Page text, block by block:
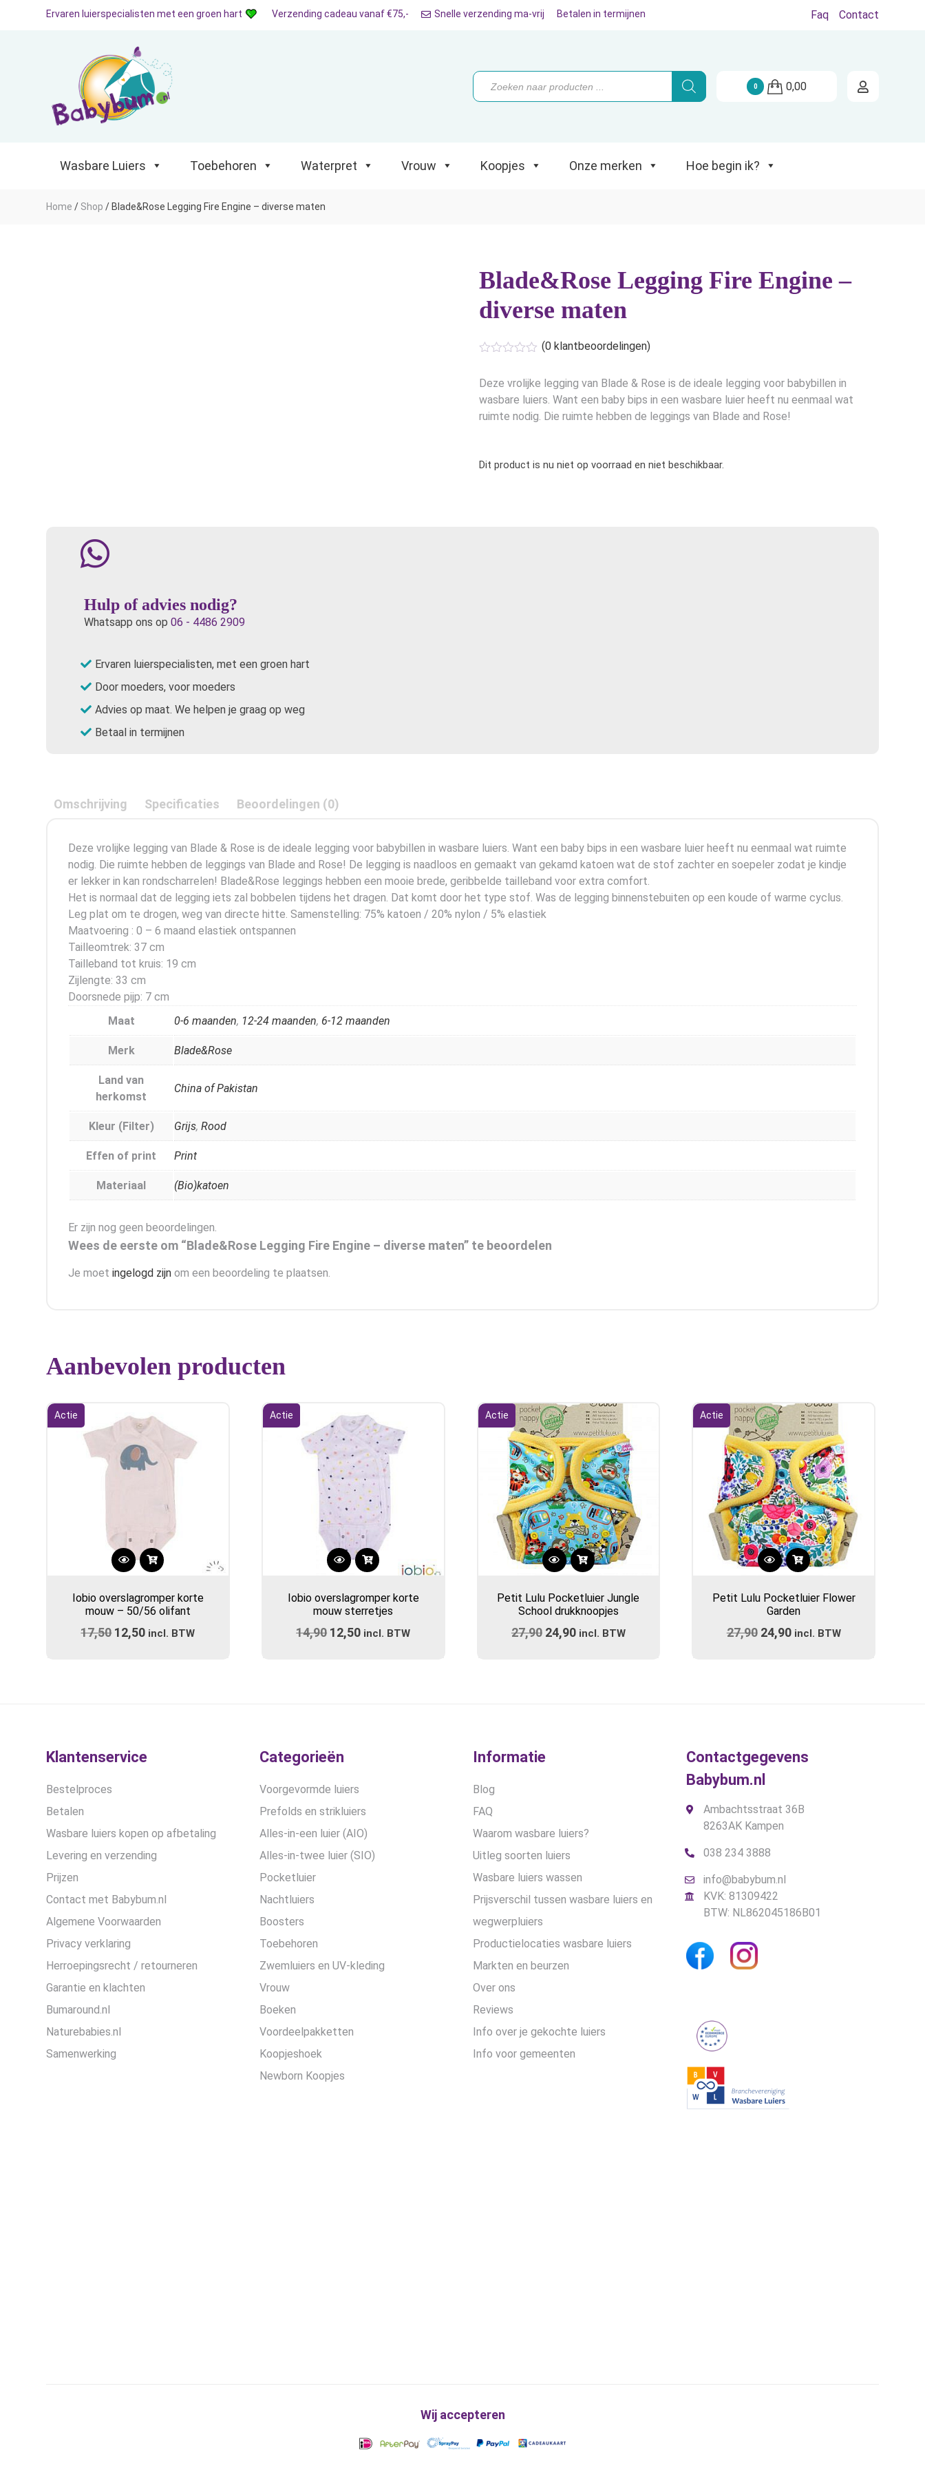
Wasbare Luiers Toebehoren Koopjes Onze merken Hoe begin ik?
Ervaren luierspecialisten met een groen hart Verzending cadeau vanaf €75,- Snelle verzending ma-vrij Betalen in termijnen Faq Contact
Producten
zoeken
0 0,00
Wasbare Luiers Toebehoren Waterpret Vrouw Koopjes Onze merken Hoe begin ik?
Home / Shop / Blade&Rose Legging Fire Engine – diverse maten
Blade&Rose Legging Fire Engine –
diverse maten
(0klantbeoordelingen)
Deze vrolijke legging van Blade & Rose is de ideale legging voor babybillen in
wasbare luiers. Want een baby bips in een wasbare luier heeft nu eenmaal wat
ruimte nodig. Die ruimte hebben de leggings van Blade and Rose!
Dit product is nu niet op voorraad en niet beschikbaar.
Hulp of advies nodig?
Whatsapp ons op 06 - 4486 2909
Ervaren luierspecialisten, met een groen hart
Door moeders, voor moeders
Advies op maat. We helpen je graag op weg
Betaal in termijnen
Omschrijving Specificaties Beoordelingen (0)
Deze vrolijke legging van Blade & Rose is de ideale legging voor babybillen in wasbare luiers. Want een baby bips in een wasbare luier heeft nu eenmaal wat ruimte
nodig. Die ruimte hebben de leggings van Blade and Rose! De legging is naadloos en gemaakt van gekamd katoen wat de stof zachter en soepeler zodat je kindje
er lekker in kan rondscharrelen! Blade&Rose leggings hebben een mooie brede, geribbelde tailleband voor extra comfort.
Het is normaal dat de legging iets zal bobbelen tijdens het dragen. Dat komt door het type stof. Was de legging binnenstebuiten op een koude of warme cyclus.
Leg plat om te drogen, weg van directe hitte. Samenstelling: 75% katoen / 20% nylon / 5% elastiek
Maatvoering : 0 – 6 maand elastiek ontspannen
Tailleomtrek: 37 cm
Tailleband tot kruis: 19 cm
Zijlengte: 33 cm
Doorsnede pijp: 7 cm
Maat
0-6 maanden, 12-24 maanden, 6-12 maanden
Merk Blade&Rose
Land van
herkomst
China of Pakistan
Kleur (Filter) Grijs, Rood
Effen of print Print
Materiaal (Bio)katoen
Er zijn nog geen beoordelingen.
Wees de eerste om “Blade&Rose Legging Fire Engine – diverse maten” te beoordelen
Je moet ingelogd zijn om een beoordeling te plaatsen.
Aanbevolen producten
Actie
Iobio overslagromper korte
mouw – 50/56 olifant
17,50 Oorspronkelijke
12,50 Huidige
incl. BTW
Actie
Dit
heeft
meerdere
variaties.
Iobio overslagromper korte
mouw sterretjes
14,90 Oorspronkelijke
12,50 Huidige
incl. BTW
Actie
Petit Lulu Pocketluier Jungle
School drukknoopjes
27,90 Oorspronkelijke
24,90Huidige
incl. BTW
Actie
Dit
heeft
meerdere
variaties.
productpagina
Petit Lulu Pocketluier Flower
Garden
27,90 Oorspronkelijke
24,90Huidige
incl. BTW
Klantenservice
Bestelproces
Betalen
Wasbare luiers kopen op afbetaling
Levering en verzending
Prijzen
Contact met Babybum.nl
Algemene Voorwaarden
Privacy verklaring
Herroepingsrecht / retourneren
Garantie en klachten
Bumaround.nl
Naturebabies.nl
Samenwerking
Categorieën
Voorgevormde luiers
Prefolds en strikluiers
Alles-in-een luier (AIO)
Alles-in-twee luier (SIO)
Pocketluier
Nachtluiers
Boosters
Toebehoren
Zwemluiers en UV-kleding
Vrouw
Boeken
Voordeelpakketten
Koopjeshoek
Newborn Koopjes
Informatie
Blog
FAQ
Waarom wasbare luiers?
Uitleg soorten luiers
Wasbare luiers wassen
Prijsverschil tussen wasbare luiers en
wegwerpluiers
Productielocaties wasbare luiers
Markten en beurzen
Over ons
Reviews
Info over je gekochte luiers
Info voor gemeenten
Contactgegevens
Babybum.nl
Ambachtsstraat 36B
8263AK Kampen
038 234 3888
info@babybum.nl
KVK: 81309422
BTW: NL862045186B01
Wij accepteren